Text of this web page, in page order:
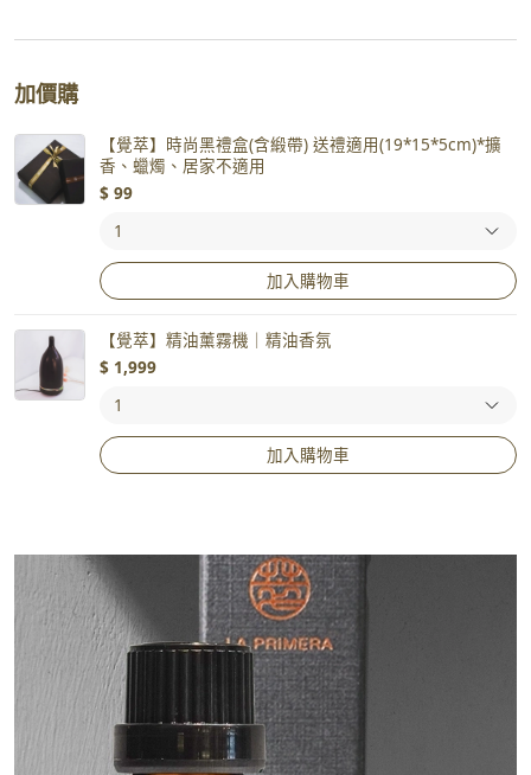
加價購
【覺萃】時尚黑禮盒(含緞帶) 送禮適用(19*15*5cm)*擴
香、蠟燭、居家不適用
$ 99
加入購物車
【覺萃】精油薰霧機｜精油香氛
$ 1,999
加入購物車